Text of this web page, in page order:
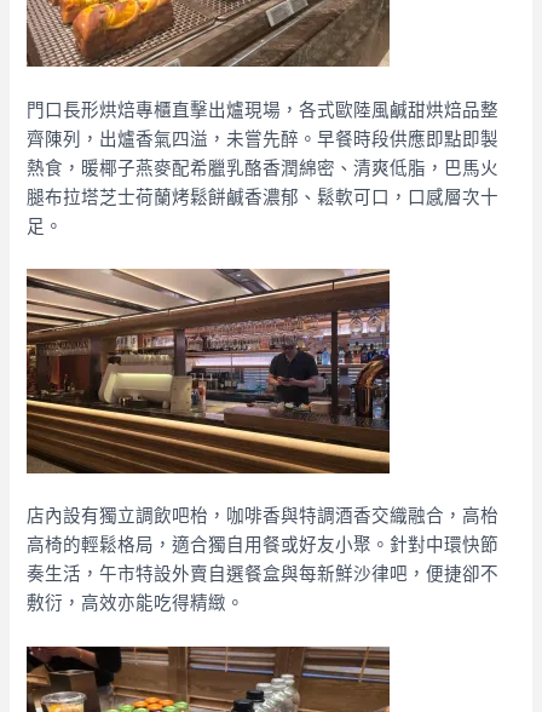
門口長形烘焙專櫃直擊出爐現場，各式歐陸風鹹甜烘焙品整
齊陳列，出爐香氣四溢，未嘗先醉。早餐時段供應即點即製
熱食，暖椰子燕麥配希臘乳酪香潤綿密、清爽低脂，巴馬火
腿布拉塔芝士荷蘭烤鬆餅鹹香濃郁、鬆軟可口，口感層次十
足。
店內設有獨立調飲吧枱，咖啡香與特調酒香交織融合，高枱
高椅的輕鬆格局，適合獨自用餐或好友小聚。針對中環快節
奏生活，午市特設外賣自選餐盒與每新鮮沙律吧，便捷卻不
敷衍，高效亦能吃得精緻。